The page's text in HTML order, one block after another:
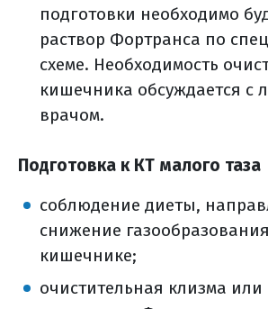
подготовки необходимо
раствор Фортранса по
схеме. Необходимость
кишечника обсуждается с
врачом.
Подготовка к КТ малого таза
соблюдение диеты,
снижение
кишечнике;
очистительная клизма